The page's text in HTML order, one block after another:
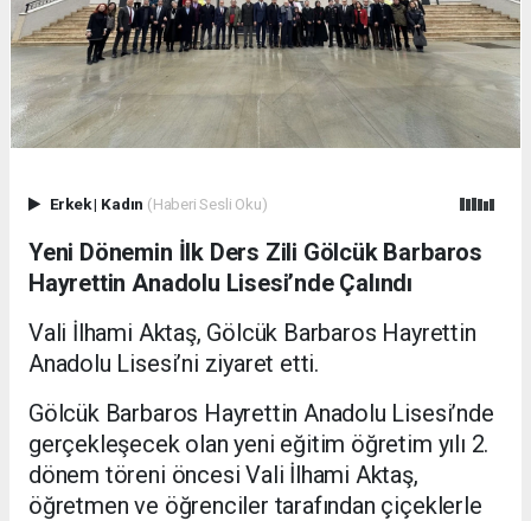
Erkek| Kadın (Haberi Sesli Oku)
Yeni Dönemin İlk Ders Zili Gölcük Barbaros
Hayrettin Anadolu Lisesi’nde Çalındı
Vali İlhami Aktaş, Gölcük Barbaros Hayrettin
Anadolu Lisesi’ni ziyaret etti.
Gölcük Barbaros Hayrettin Anadolu Lisesi’nde
gerçekleşecek olan yeni eğitim öğretim yılı 2.
dönem töreni öncesi Vali İlhami Aktaş,
öğretmen ve öğrenciler tarafından çiçeklerle